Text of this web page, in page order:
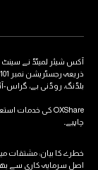
آکس شیئر لمیٹڈ نے سینٹ
بلڈنگ، روڈنی بے، گراس-
چاہیے۔
خطرے کا بیان: مشتقات